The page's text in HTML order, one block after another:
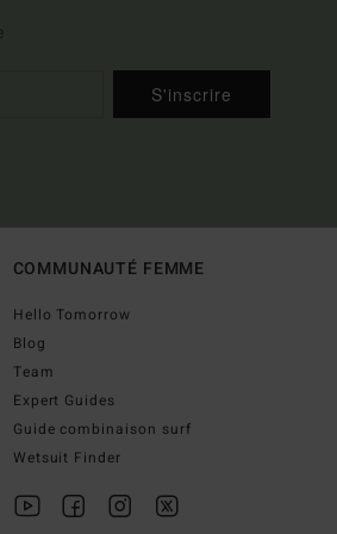
S'inscrire
COMMUNAUTÉ FEMME
Hello Tomorrow
Blog
Team
Expert Guides
Guide combinaison surf
Wetsuit Finder